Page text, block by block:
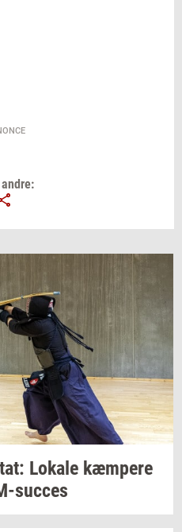
Lo­ka­le kæm­pe­re
​succes